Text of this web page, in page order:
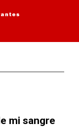
mi sangre